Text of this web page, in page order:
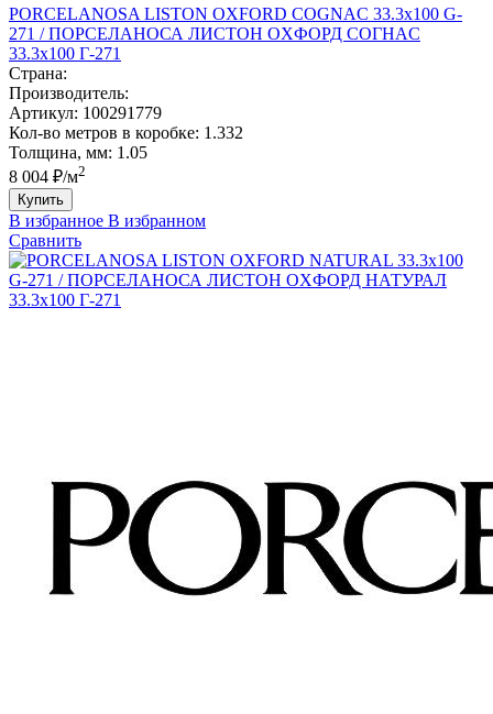
PORCELANOSA LISTON OXFORD COGNAC 33.3х100 G-
271 / ПОРCЕЛАНОСА ЛИСТОН ОXФОРД CОГНАC
33.3х100 Г-271
Страна:
Производитель:
Артикул: 100291779
Кол-во метров в коробке: 1.332
Толщина, мм: 1.05
8 004 ₽/м2
Купить
В избранное В избранном
Сравнить